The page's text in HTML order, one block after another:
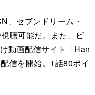
、セブンドリーム・
聴可能だ。また、ビ
動画配信サイト「Han
信を開始。1話80ポイ